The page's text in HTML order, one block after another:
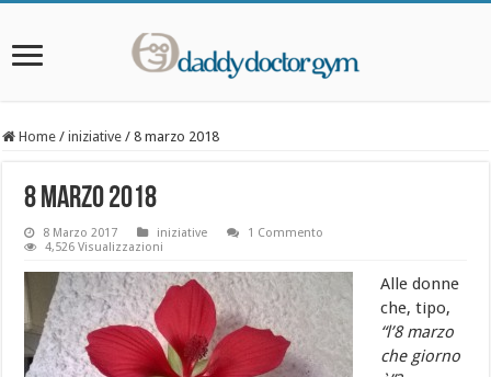
Home / iniziative / 8 marzo 2018
8 marzo 2018
8 Marzo 2017 iniziative
1 Commento
4,526 Visualizzazioni
Alle donne
che, tipo,
“l’8 marzo
che giorno